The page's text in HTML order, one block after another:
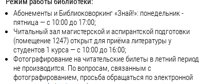
Абонементы и Библиоковоркинг «Знай!»: понедельник -
пятница — с 10:00 до 17:00;
Читальный зал магистерской и аспирантской подготовки
(помещение 1247) открыт для приёма литературы у
студентов 1 курса — с 10:00 до 16:00;
Фотографирование на читательские билеты в летний период
не производится. По вопросам, связанным с
фотографированием, просьба обращаться по электронной